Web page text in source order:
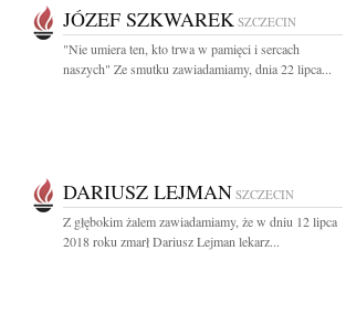
JÓZEF SZKWAREK SZCZECIN
"Nie umiera ten, kto trwa w pamięci i sercach
naszych" Ze smutku zawiadamiamy, dnia 22 lipca...
DARIUSZ LEJMAN SZCZECIN
Z głębokim żalem zawiadamiamy, że w dniu 12 lipca
2018 roku zmarł Dariusz Lejman lekarz...